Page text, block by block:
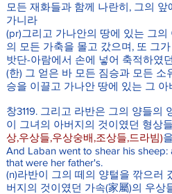
모든 재화들과 함께 나란히, 그의
가니라
(pr)그리고 가나안의 땅에 있는 그
의 모든 가축을 몰고 갔으며, 또 그
밧단-아람에서 손에 넣어 축적하였
(한) 그 얻은 바 모든 짐승과 모든
승을 이끌고 가나안 땅에 있는 그
창3119. 그리고 라반은 그의 양들의
이 그녀의 아버지의 것이였던 형상들
상,우상들,우상숭배,조상들,드라빔)
And Laban went to shear his
that were her father's.
(n)라반이 그의 떼의 양털을 깎으러
버지의 것이였던 가속(家屬)의 우상